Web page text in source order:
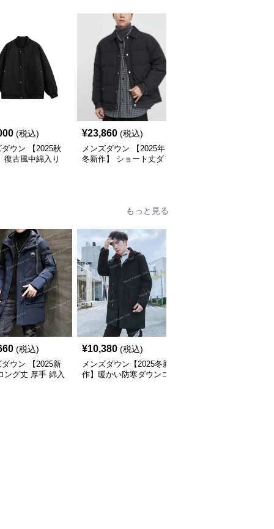
(税込)
ダウン 【2025秋
復古風中綿入り
¥23,860 (税込)
メンズダウン 【2025年
冬新作】 ショート丈ダ
もっと見る
(税込)
ダウン 【2025新
ング丈 厚手 綿入
¥10,380 (税込)
メンズダウン【2025冬新
作】暖かい防寒ダウンコ